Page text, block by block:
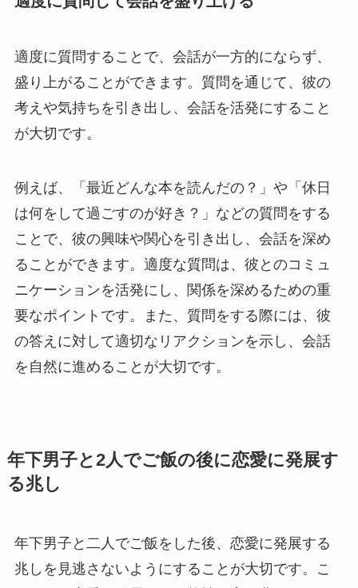
適度に質問することで、会話が一方的にならず、
盛り上がることができます。質問を通じて、彼の
考えや気持ちを引き出し、会話を活発にすること
が大切です。
例えば、「最近どんな本を読んだの？」や「休日
は何をして過ごすのが好き？」などの質問をする
ことで、彼の興味や関心を引き出し、会話を深め
ることができます。適度な質問は、彼とのコミュ
ニケーションを活発にし、関係を深めるための重
要なポイントです。また、質問をする際には、彼
の答えに対して適切なリアクションを示し、会話
を自然に進めることが大切です。
年下男子と2人でご飯の後に恋愛に発展す
る兆し
年下男子と二人でご飯をした後、恋愛に発展する
兆しを見逃さないようにすることが大切です。こ